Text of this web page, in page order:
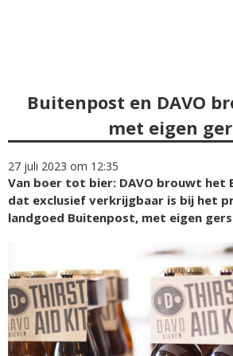
Buitenpost en DAVO
met eigen
27 juli 2023 om 12:35
Van boer tot bier: DAVO brouwt het
dat exclusief verkrijgbaar is bij het
landgoed Buitenpost, met eigen